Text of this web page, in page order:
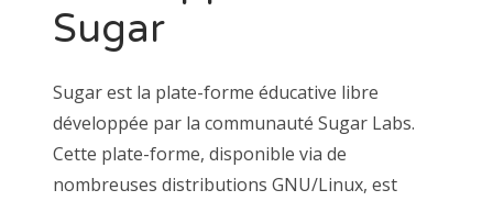
Sugar
Sugar est la plate-forme éducative libre
développée par la communauté Sugar Labs.
Cette plate-forme, disponible via de
nombreuses distributions GNU/Linux, est